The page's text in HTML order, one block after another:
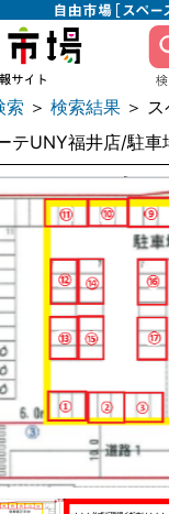
索 ＞ 検索結果 ＞
テUNY福井店/駐